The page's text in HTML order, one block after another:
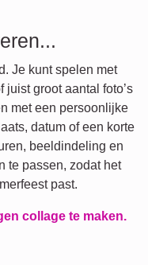
Je kunt spelen met
groot aantal foto’s
met een persoonlijke
datum of een korte
beeldindeling en
te passen, zodat het
past.
collage te maken.